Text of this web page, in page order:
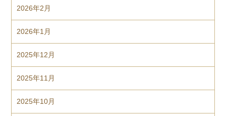
2026年2月
2026年1月
2025年12月
2025年11月
2025年10月